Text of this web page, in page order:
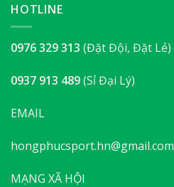
HOTLINE
0976 329 313 (Đặt Đội, Đặt Lẻ)
0937 913 489(Sỉ Đại Lý)
EMAIL
hongphucsport.hn@gmail.com
MẠNG XÃ HỘI